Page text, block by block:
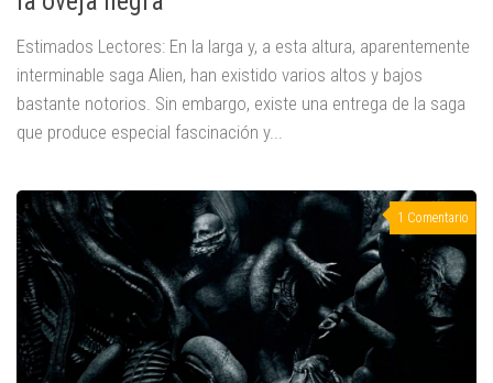
Estimados Lectores: En la larga y, a esta altura, aparentemente
interminable saga Alien, han existido varios altos y bajos
bastante notorios. Sin embargo, existe una entrega de la saga
que produce especial fascinación y...
1 Comentario